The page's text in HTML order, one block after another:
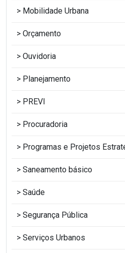
Mobilidade Urbana
Orçamento
Ouvidoria
Planejamento
PREVI
Procuradoria
Programas e Projetos
Saneamento básico
Saúde
Segurança Pública
Serviços Urbanos